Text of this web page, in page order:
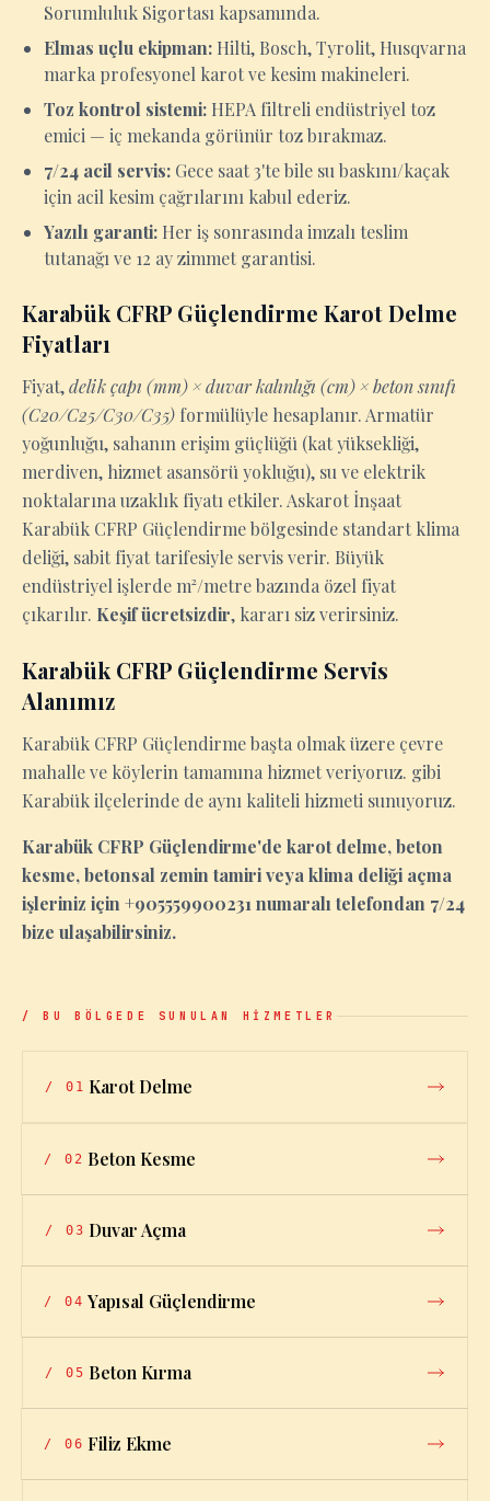
Sorumluluk Sigortası kapsamında.
Elmas uçlu ekipman: Hilti, Bosch, Tyrolit, Husqvarna
marka profesyonel karot ve kesim makineleri.
Toz kontrol sistemi: HEPA filtreli endüstriyel toz
emici — iç mekanda görünür toz bırakmaz.
7/24 acil servis: Gece saat 3'te bile su baskını/kaçak
için acil kesim çağrılarını kabul ederiz.
Yazılı garanti: Her iş sonrasında imzalı teslim
tutanağı ve 12 ay zimmet garantisi.
Karabük CFRP Güçlendirme Karot Delme
Fiyatları
Fiyat,delik çapı (mm) × duvar kalınlığı (cm) × beton sınıfı
(C20/C25/C30/C35) formülüyle hesaplanır. Armatür
yoğunluğu, sahanın erişim güçlüğü (kat yüksekliği,
merdiven, hizmet asansörü yokluğu), su ve elektrik
noktalarına uzaklık fiyatı etkiler. Askarot İnşaat
Karabük CFRP Güçlendirme bölgesinde standart klima
deliği, sabit fiyat tarifesiyle servis verir. Büyük
endüstriyel işlerde m²/metre bazında özel fiyat
çıkarılır. Keşif ücretsizdir, kararı siz verirsiniz.
Karabük CFRP Güçlendirme Servis
Alanımız
Karabük CFRP Güçlendirme başta olmak üzere çevre
mahalle ve köylerin tamamına hizmet veriyoruz. gibi
Karabük ilçelerinde de aynı kaliteli hizmeti sunuyoruz.
Karabük CFRP Güçlendirme'de karot delme, beton
kesme, betonsal zemin tamiri veya klima deliği açma
işleriniz için +905559900231 numaralı telefondan 7/24
bize ulaşabilirsiniz.
/ BU BÖLGEDE SUNULAN HİZMETLER
/ 01 Karot Delme
/ 02 Beton Kesme
/ 03 Duvar Açma
/ 04 Yapısal Güçlendirme
/ 05 Beton Kırma
/ 06 Filiz Ekme